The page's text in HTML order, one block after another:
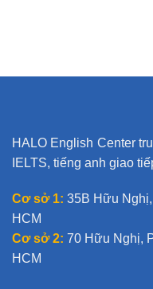
r
i
v
:
HALO English Center
IELTS, tiếng anh giao
Cơ sở 1: 35B Hữu
HCM
Cơ sở 2: 70 Hữu Nghị,
HCM